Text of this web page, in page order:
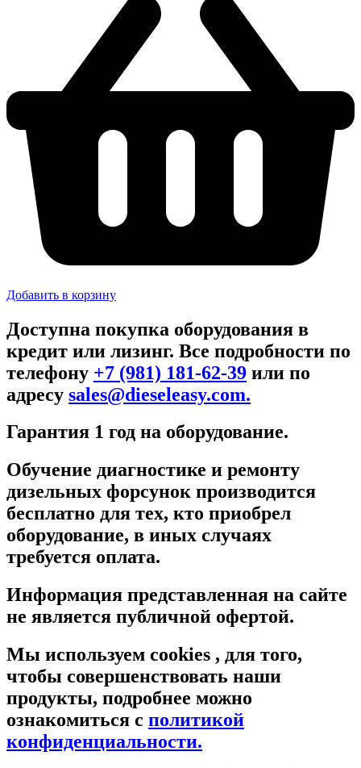
Добавить в корзину
Доступна покупка оборудования в
кредит или лизинг. Все подробности по
телефону +7 (981) 181-62-39 или по
адресу sales@dieseleasy.com.
Гарантия 1 год на оборудование.
Обучение диагностике и ремонту
дизельных форсунок производится
бесплатно для тех, кто приобрел
оборудование, в иных случаях
требуется оплата.
Информация представленная на сайте
не является публичной офертой.
Мы используем cookies , для того,
чтобы совершенствовать наши
продукты, подробнее можно
ознакомиться c политикой
конфиденциальности.